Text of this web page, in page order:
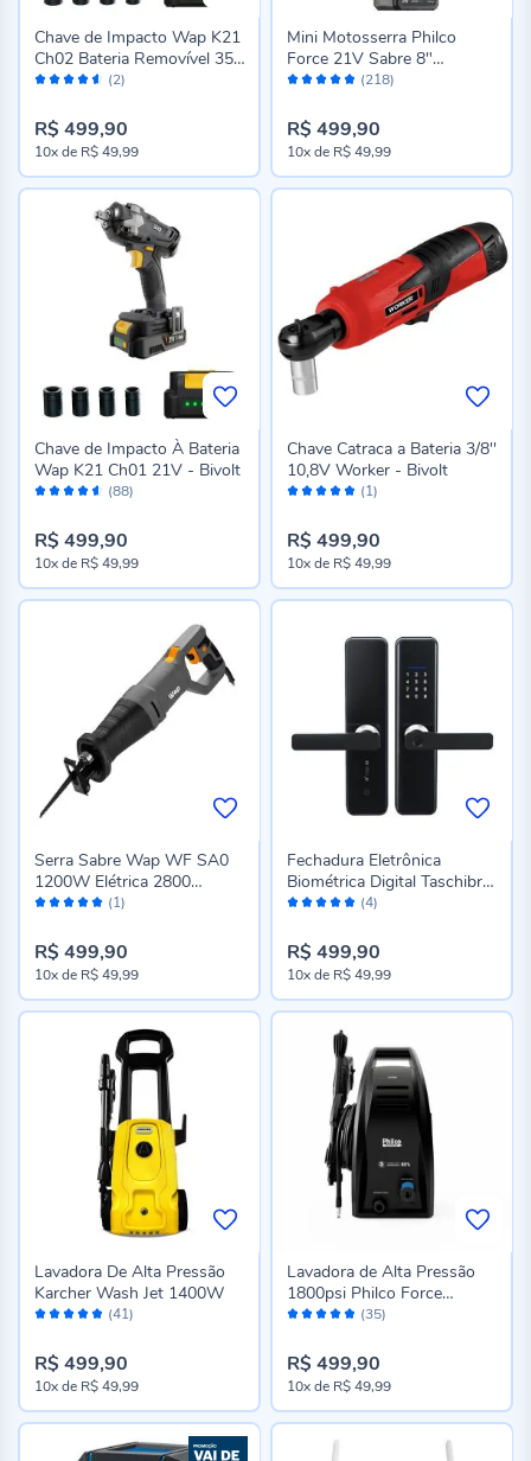
Avaliação: (2)
Chave de Impacto Wap K21
Ch02 Bateria Removível 350
Nm - Bivolt
R$ 499,90
10xde R$ 49,99
Avaliação: (218)
Mini Motosserra Philco
Force 21V Sabre 8"
4700Rpm 4 Acessórios
R$ 499,90
10xde R$ 49,99
Avaliação: (88)
Chave de Impacto À Bateria
Wap K21 Ch01 21V - Bivolt
R$ 499,90
10xde R$ 49,99
Avaliação: (1)
Chave Catraca a Bateria 3/8''
10,8V Worker - Bivolt
R$ 499,90
10xde R$ 49,99
Avaliação: (1)
Serra Sabre Wap WF SA0
1200W Elétrica 2800
Golpes Por Minuto
R$ 499,90
10xde R$ 49,99
Avaliação: (4)
Fechadura Eletrônica
Biométrica Digital Taschibra
Tfee02
R$ 499,90
10xde R$ 49,99
Avaliação: (41)
Lavadora De Alta Pressão
Karcher Wash Jet 1400W
R$ 499,90
10xde R$ 49,99
Avaliação: (35)
Lavadora de Alta Pressão
1800psi Philco Force
PLP2800 1600W
R$ 499,90
10xde R$ 49,99